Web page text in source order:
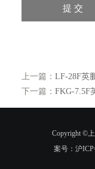
上一篇： LF-28F英
下一篇： FKG-7.5F
Copyright ©
案号：沪ICP